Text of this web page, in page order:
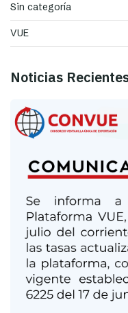
Sin categoría
VUE
Noticias